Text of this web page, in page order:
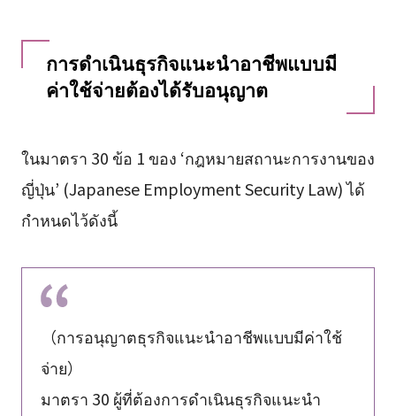
การดำเนินธุรกิจแนะนำอาชีพแบบมี
ค่าใช้จ่ายต้องได้รับอนุญาต
ในมาตรา 30 ข้อ 1 ของ ‘กฎหมายสถานะการงานของ
ญี่ปุ่น’ (Japanese Employment Security Law) ได้
กำหนดไว้ดังนี้
（การอนุญาตธุรกิจแนะนำอาชีพแบบมีค่าใช้
จ่าย）
มาตรา 30 ผู้ที่ต้องการดำเนินธุรกิจแนะนำ